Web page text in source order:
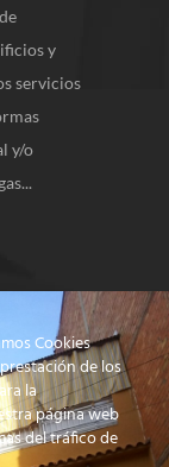
y
servicios
y/o
Cookies
de los
la
página web
del tráfico de